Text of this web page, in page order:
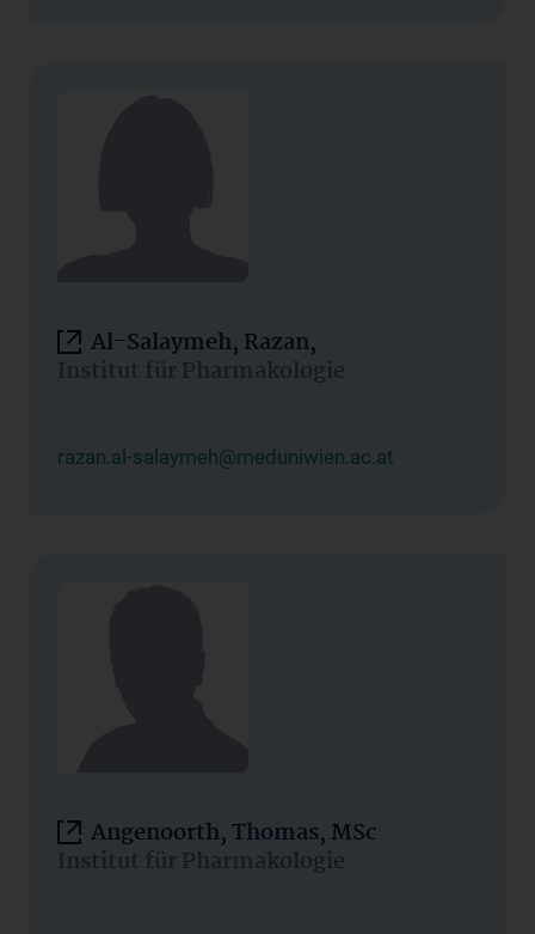
Al-Salaymeh, Razan,
Institut für Pharmakologie
razan.al-salaymeh@meduniwien.ac.at
Angenoorth, Thomas, MSc
Institut für Pharmakologie